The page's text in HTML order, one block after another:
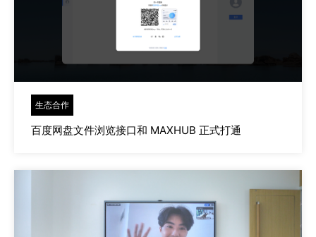
生态合作
百度网盘文件浏览接口和 MAXHUB 正式打通